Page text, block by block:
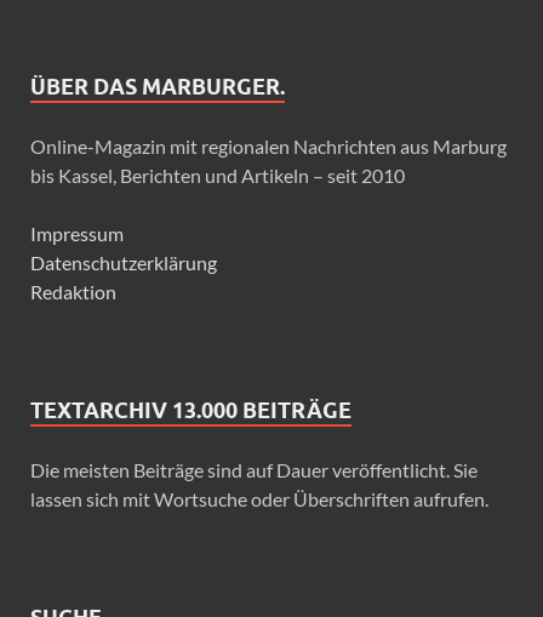
ÜBER DAS MARBURGER.
Online-Magazin mit regionalen Nachrichten aus Marburg
bis Kassel, Berichten und Artikeln – seit 2010
Impressum
Datenschutzerklärung
Redaktion
TEXTARCHIV 13.000 BEITRÄGE
Die meisten Beiträge sind auf Dauer veröffentlicht. Sie
lassen sich mit Wortsuche oder Überschriften aufrufen.